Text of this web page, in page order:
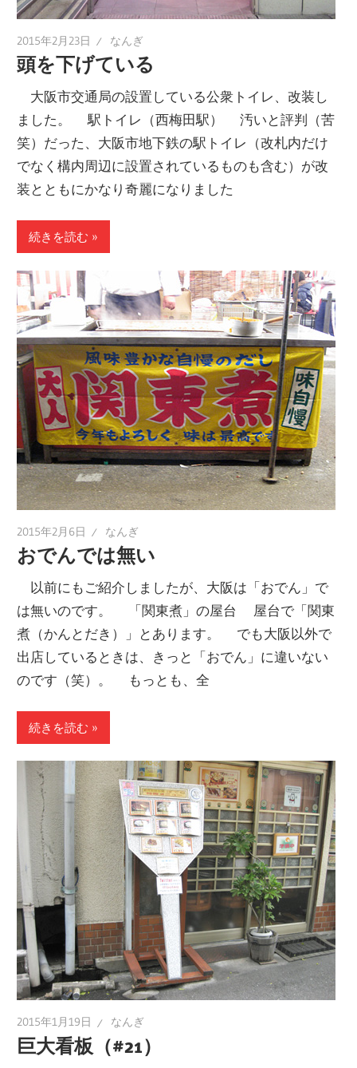
2015年2月23日 なんぎ
頭を下げている
大阪市交通局の設置している公衆トイレ、改装し
ました。 駅トイレ（西梅田駅） 汚いと評判（苦
笑）だった、大阪市地下鉄の駅トイレ（改札内だけ
でなく構内周辺に設置されているものも含む）が改
装とともにかなり奇麗になりました
続きを読む
2015年2月6日 なんぎ
おでんでは無い
以前にもご紹介しましたが、大阪は「おでん」で
は無いのです。 「関東煮」の屋台 屋台で「関東
煮（かんとだき）」とあります。 でも大阪以外で
出店しているときは、きっと「おでん」に違いない
のです（笑）。 もっとも、全
続きを読む
2015年1月19日 なんぎ
巨大看板（#21）